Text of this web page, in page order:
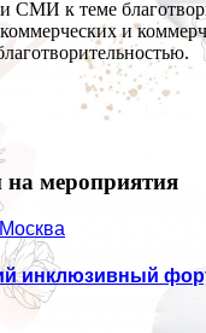
и СМИ к теме
и
мероприятия
Москва
инклюзивный